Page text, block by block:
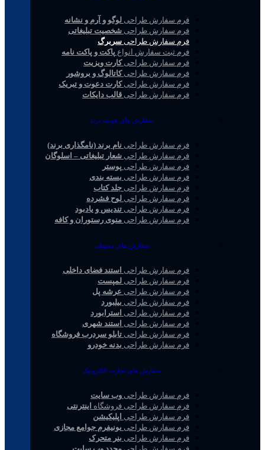
فرم سفارش طراحی لوگو و آرم و نشانه
فرم سفارش طراحی شخصیت تبلیغاتی
فرم سفارش طراحی سربرگ
فرم ثبت سفارش انواع پاکت و پاکت نامه
فرم سفارش طراحیکارت ویزیت
فرم سفارش طراحیکاتالوگ و بروشور
فرم سفارش طراحیکارت دعوت و تبریک
فرم سفارش طراحی قالب دایکات
سفارش های هویت برند
فرم سفارش طراحی نام برند (نامگذاری برند)
فرم سفارش طراحی شعار تبلیغاتی – اسلوگان
فرم سفارش طراحی پوستر
فرم سفارش طراحی بسته بندی
فرم سفارش طراحی جلد کتاب
فرم سفارش طراحی لوح فشرده
فرم سفارش طراحی تندیس و یادبود
فرم سفارش طراحی منوی رستوران و کافه
سفارش های محیطی
فرم سفارش طراحی استند فضای داخلی
فرم سفارش طراحی لمپست
فرم سفارش طراحی عرشه پل
فرم سفارش طراحی بیلبورد
فرم سفارش طراحی استرابورد
فرم سفارش طراحی استند شهری
فرم سفارش طراحی تابلو سردرب فروشگاه
فرم سفارش طراحی بدنه خودرو
سفارش های تجارت الکترونیک
فرم سفارش طراحی وب سایت
فرم سفارش طراحی فروشگاه اینترنتی
فرم سفارش طراحی اپلیکیشن
فرم سفارش طراحی یونیفرم جوامع مجازی
فرم سفارش طراحی بنر متحرک